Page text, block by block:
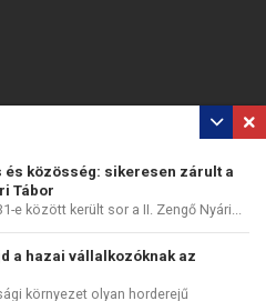
és közösség: sikeresen zárult a
Tábor
e között került sor a II. Zengő Nyári...
a hazai vállalkozóknak az
környezet olyan horderejű